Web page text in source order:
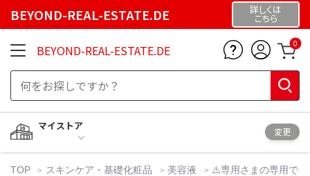
BEYOND-REAL-ESTATE.DE 詳しくは
こちら
BEYOND-REAL-ESTATE.DE 0
マイストア
変更
TOP スキンケア・基礎化粧品 美容液
⚠️専用さまの専用で